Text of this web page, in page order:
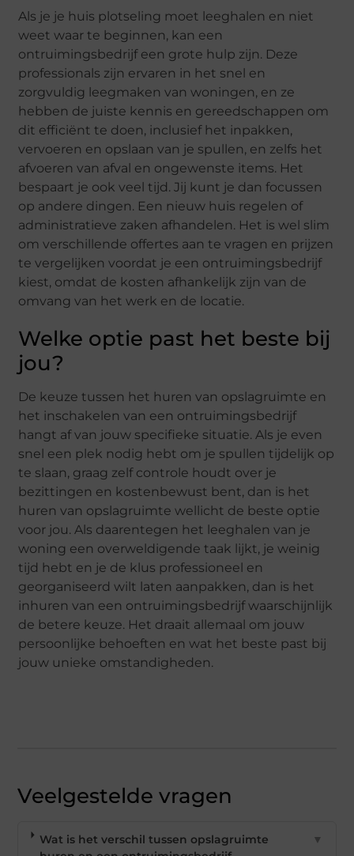
Als je je huis plotseling moet leeghalen en niet
weet waar te beginnen, kan een
ontruimingsbedrijf een grote hulp zijn. Deze
professionals zijn ervaren in het snel en
zorgvuldig leegmaken van woningen, en ze
hebben de juiste kennis en gereedschappen om
dit efficiënt te doen, inclusief het inpakken,
vervoeren en opslaan van je spullen, en zelfs het
afvoeren van afval en ongewenste items. Het
bespaart je ook veel tijd. Jij kunt je dan focussen
op andere dingen. Een nieuw huis regelen of
administratieve zaken afhandelen. Het is wel slim
om verschillende offertes aan te vragen en prijzen
te vergelijken voordat je een ontruimingsbedrijf
kiest, omdat de kosten afhankelijk zijn van de
omvang van het werk en de locatie.
Welke optie past het beste bij
jou?
De keuze tussen het huren van opslagruimte en
het inschakelen van een ontruimingsbedrijf
hangt af van jouw specifieke situatie. Als je even
snel een plek nodig hebt om je spullen tijdelijk op
te slaan, graag zelf controle houdt over je
bezittingen en kostenbewust bent, dan is het
huren van opslagruimte wellicht de beste optie
voor jou. Als daarentegen het leeghalen van je
woning een overweldigende taak lijkt, je weinig
tijd hebt en je de klus professioneel en
georganiseerd wilt laten aanpakken, dan is het
inhuren van een ontruimingsbedrijf waarschijnlijk
de betere keuze. Het draait allemaal om jouw
persoonlijke behoeften en wat het beste past bij
jouw unieke omstandigheden.
Veelgestelde vragen
Wat is het verschil tussen opslagruimte
▼